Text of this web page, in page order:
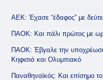
ΑΕΚ: Έχασε “έδαφος” με
ΠΑΟΚ: Και πάλι πρώτος με
ΠΑΟΚ: Έβγαλε την υποχρέωση
Κηφισιά και Ολυμπιακό
Παναθηναϊκός: Και επίσημο